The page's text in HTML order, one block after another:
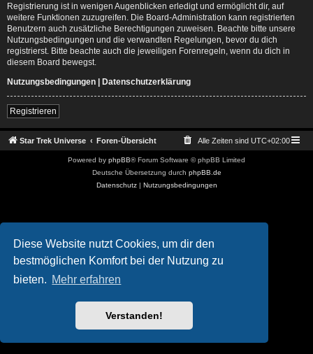
Diese Website nutzt Cookies, um dir den
bestmöglichen Komfort bei der Nutzung zu
bieten. Mehr erfahren
Verstanden!
Registrierung ist in wenigen Augenblicken erledigt und ermöglicht dir, auf
weitere Funktionen zuzugreifen. Die Board-Administration kann registrierten
Benutzern auch zusätzliche Berechtigungen zuweisen. Beachte bitte unsere
Nutzungsbedingungen und die verwandten Regelungen, bevor du dich
registrierst. Bitte beachte auch die jeweiligen Forenregeln, wenn du dich in
diesem Board bewegst.
Nutzungsbedingungen | Datenschutzerklärung
Registrieren
Star Trek Universe Foren-Übersicht Alle Zeiten sind UTC+02:00
Powered by phpBB® Forum Software © phpBB Limited
Deutsche Übersetzung durch phpBB.de
Datenschutz| Nutzungsbedingungen